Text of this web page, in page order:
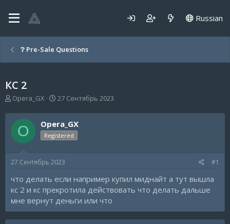
Russian
❔ Pre-Sale Questions
КС 2
А
т
о
р
м
Opera_GX
Д
т
а
н
а
а
27 Сентябрь 2023
O Opera_GX
Registered
27 Сентябрь 2023 #1
что делать если например купил миднайт а тут вышла
кс 2 и кс прекротила действовать что делать дальше
мне вернут деньги или что